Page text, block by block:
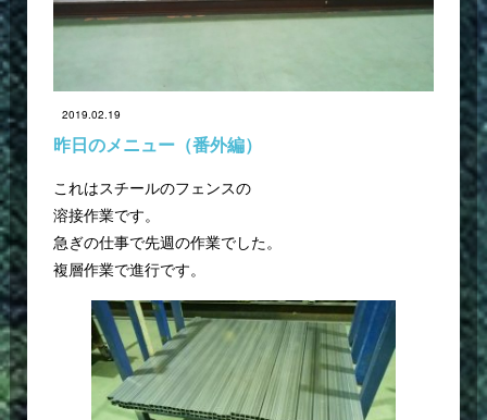
2019.02.19
昨日のメニュー（番外編）
これはスチールのフェンスの
溶接作業です。
急ぎの仕事で先週の作業でした。
複層作業で進行です。